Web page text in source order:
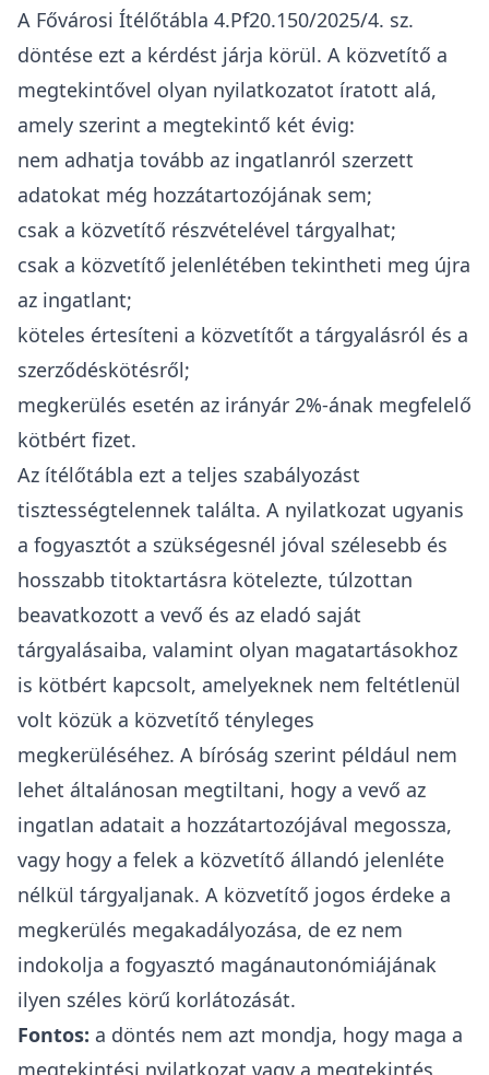
A Fővárosi Ítélőtábla 4.Pf20.150/2025/4. sz.
döntése ezt a kérdést járja körül. A közvetítő a
megtekintővel olyan nyilatkozatot íratott alá,
amely szerint a megtekintő két évig:
nem adhatja tovább az ingatlanról szerzett
adatokat még hozzátartozójának sem;
csak a közvetítő részvételével tárgyalhat;
csak a közvetítő jelenlétében tekintheti meg újra
az ingatlant;
köteles értesíteni a közvetítőt a tárgyalásról és a
szerződéskötésről;
megkerülés esetén az irányár 2%-ának megfelelő
kötbért fizet.
Az ítélőtábla ezt a teljes szabályozást
tisztességtelennek találta. A nyilatkozat ugyanis
a fogyasztót a szükségesnél jóval szélesebb és
hosszabb titoktartásra kötelezte, túlzottan
beavatkozott a vevő és az eladó saját
tárgyalásaiba, valamint olyan magatartásokhoz
is kötbért kapcsolt, amelyeknek nem feltétlenül
volt közük a közvetítő tényleges
megkerüléséhez. A bíróság szerint például nem
lehet általánosan megtiltani, hogy a vevő az
ingatlan adatait a hozzátartozójával megossza,
vagy hogy a felek a közvetítő állandó jelenléte
nélkül tárgyaljanak. A közvetítő jogos érdeke a
megkerülés megakadályozása, de ez nem
indokolja a fogyasztó magánautonómiájának
ilyen széles körű korlátozását.
Fontos: a döntés nem azt mondja, hogy maga a
megtekintési nyilatkozat vagy a megtekintés